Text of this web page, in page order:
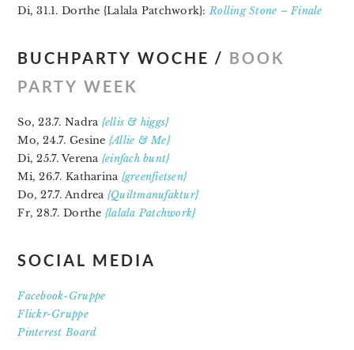
Di, 31.1. Dorthe {Lalala Patchwork}:Rolling Stone –Finale
BUCHPARTY WOCHE / BOOK
PARTY WEEK
So, 23.7. Nadra {ellis & higgs}
Mo, 24.7. Gesine {Allie & Me}
Di, 25.7. Verena {einfach bunt}
Mi, 26.7. Katharina {greenfietsen}
Do, 27.7. Andrea {Quiltmanufaktur}
Fr, 28.7. Dorthe {lalala Patchwork}
SOCIAL MEDIA
Facebook-Gruppe
Flickr-Gruppe
Pinterest Board